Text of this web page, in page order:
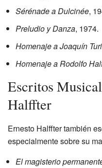
Sérénade a Dulcinée,
Preludio y Danza, 1974.
Homenaje a Joaquín
Homenaje a Rodolfo
Escritos
Halffter
Ernesto Halffter también
especialmente sobre su
El magisterio